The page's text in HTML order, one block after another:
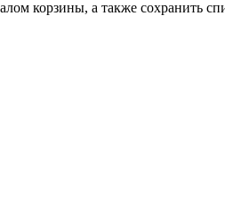
корзины, а также сохранить